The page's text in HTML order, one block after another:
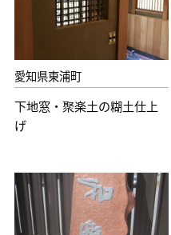
愛知県東浦町
下地窓・聚楽土の糊土仕上
げ